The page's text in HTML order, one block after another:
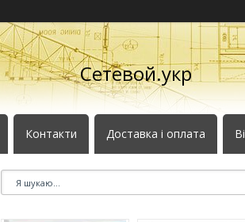
Сетевой.укр
Контакти Доставка і оплата